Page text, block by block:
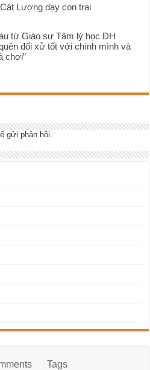
Lượng dạy con trai
từ Giáo sư Tâm lý học ĐH
đối xử tốt với chính mình và
chơi”
gửi phản hồi.
Tags